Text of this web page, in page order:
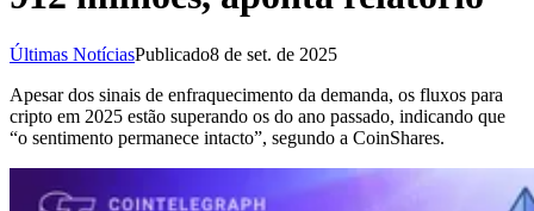
Últimas NotíciasPublicado8 de set. de 2025
Apesar dos sinais de enfraquecimento da demanda, os fluxos para
cripto em 2025 estão superando os do ano passado, indicando que
“o sentimento permanece intacto”, segundo a CoinShares.